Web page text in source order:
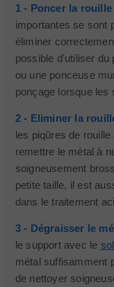
1 - Poncer la rouille
importantes se sont
éliminer
possible d'utiliser du
ou une ponceuse
ponçage lorsque les
2 - Eliminer la
les piqûres de
remettre le métal à
soigneusement
petite taille, il est
dans le traitement
3 - Dégraisser le
le support avec le
métal suffisamment
de nettoyer